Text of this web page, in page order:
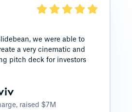
we were able to
a very cinematic and
pitch deck for investors
raised $7M